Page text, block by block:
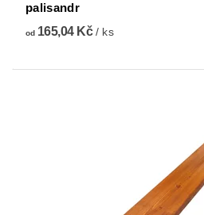
palisandr
od165,04 Kč/ ks